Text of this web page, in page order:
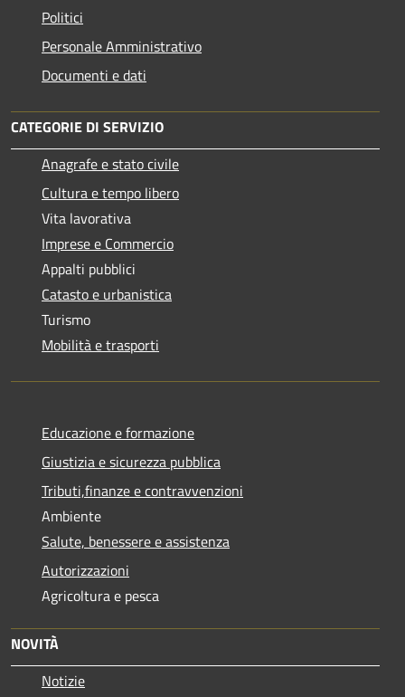
Politici
Personale Amministrativo
Documenti e dati
CATEGORIE DI SERVIZIO
Anagrafe e stato civile
Cultura e tempo libero
Vita lavorativa
Imprese e Commercio
Appalti pubblici
Catasto e urbanistica
Turismo
Mobilità e trasporti
Educazione e formazione
Giustizia e sicurezza pubblica
Tributi,finanze e contravvenzioni
Ambiente
Salute, benessere e assistenza
Autorizzazioni
Agricoltura e pesca
NOVITÀ
Notizie